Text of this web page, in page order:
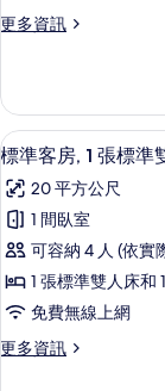
張
大
雙
人
床
的
所
有
相
片
更多資訊
更
客
房,
1
特
大
雙
人
床
的
詳
情
顯
示
標
準
客
房,
張
7
標準客房, 1 張標準
20 平方公尺
1 間臥室
可容納 4 人 (依實
1 張標準雙人床和
免費無線上網
更多資訊
更